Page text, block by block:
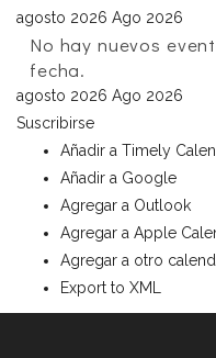
agosto 2026 Ago 2026
No hay nuevos
fecha.
agosto 2026 Ago 2026
Suscribirse
Añadir a Timely
Añadir a Google
Agregar a Outlook
Agregar a Apple
Agregar a otro
Export to XML